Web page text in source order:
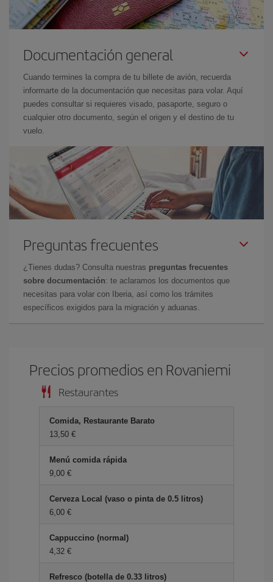
Documentación general
Cuando termines la compra de tu billete de avión, recuerda
informarte de la documentación que necesitas para volar. Aquí
puedes consultar si requieres visado, pasaporte, seguro o
cualquier otro documento, según el origen y el destino de tu
vuelo.
Preguntas frecuentes
¿Tienes dudas? Consulta nuestras preguntas frecuentes
sobre documentación: te aclaramos los documentos que
necesitas para volar con Iberia, así como los trámites
específicos exigidos para la migración y aduanas.
Precios promedios en Rovaniemi
Restaurantes
Comida, Restaurante Barato
13,50 €
Menú comida rápida
9,00 €
Cerveza Local (vaso o pinta de 0.5 litros)
6,00 €
Cappuccino (normal)
4,32 €
Refresco (botella de 0.33 litros)